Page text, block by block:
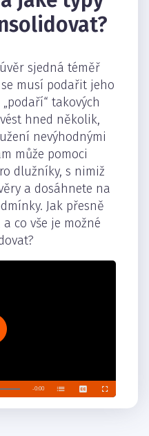
sjedná téměř
se musí podařit jeho
takových
hned několik,
nevýhodnými
může pomoci
dlužníky, s nimiž
a dosáhnete na
Jak přesně
co vše je možné